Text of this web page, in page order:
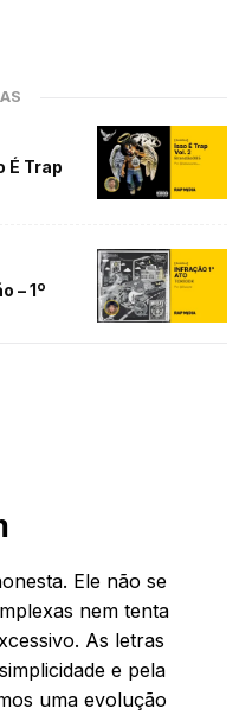
É Trap
– 1º
Ele não se
nem tenta
As letras
e pela
uma evolução